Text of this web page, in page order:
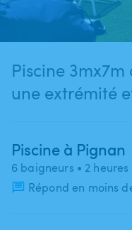
Piscine 3mx7m avec "plage" enfants à
une extrémité
Piscine à Pignan
6 baigneurs • 2
Répond en moins